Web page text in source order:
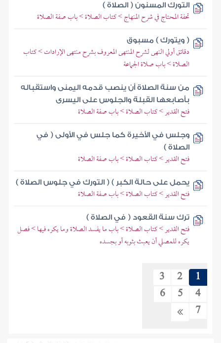
التورك المسنون ( الصلاة )
تحفة المحتاج في شرح المنهاج > كتاب الصلاة > باب صفة الصلاة
( ويتورك ) مسبوق
دقائق أولي النهى لشرح المنتهى المعروف بشرح منتهى الإرادات > كتاب
الصلاة > باب صلاة الجماعة
من سنة الصلاة أن ينصب قدمه اليمنى واستقباله
بأصابعها القبلة والجلوس على اليسرى
فتح القدير > كتاب الصلاة > باب صفة الصلاة
وجلس في الأخيرة كما جلس في الأولى ( في
الصلاة )
فتح القدير > كتاب الصلاة > باب صفة الصلاة
يحمل على حالة الكبر ) ( التورك في جلوس الصلاة )
فتح القدير > كتاب الصلاة > باب صفة الصلاة
ترك سنة القعود ( في الصلاة )
فتح القدير > كتاب الصلاة > باب ما يفسد الصلاة وما يكره فيها > فصل
يكره للمصلي أن يعبث بثوبه أو بجسده
1
2
3
4
5
6
7